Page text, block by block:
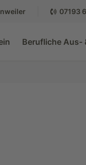
07193
Berufliche Aus-